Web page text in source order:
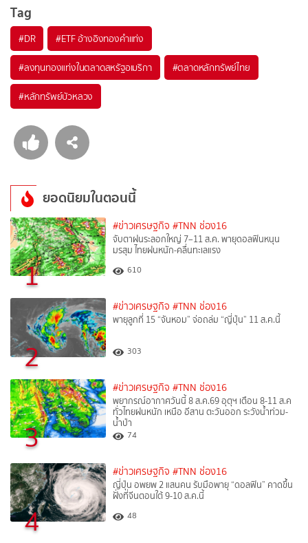
Tag
#DR #ETF อ้างอิงทองคำแท่ง
#ลงทุนทองแท่งในตลาดสหรัฐอเมริกา #ตลาดหลักทรัพย์ไทย
#หลักทรัพย์บัวหลวง
ยอดนิยมในตอนนี้
1
#ข่าวเศรษฐกิจ #TNN ช่อง16
จับตาฝนระลอกใหญ่ 7–11 ส.ค. พายุดอลฟินหนุน
มรสุม ไทยฝนหนัก-คลื่นทะเลแรง
610
2
#ข่าวเศรษฐกิจ #TNN ช่อง16
พายุลูกที่ 15 “จันหอม” จ่อถล่ม “ญี่ปุ่น” 11 ส.ค.นี้
303
3
#ข่าวเศรษฐกิจ #TNN ช่อง16
พยากรณ์อากาศวันนี้ 8 ส.ค.69 อุตุฯ เตือน 8-11 ส.ค
ทั่วไทยฝนหนัก เหนือ อีสาน ตะวันออก ระวังน้ำท่วม-
น้ำป่า
74
4
#ข่าวเศรษฐกิจ #TNN ช่อง16
ญี่ปุ่น อพยพ 2 แสนคน รับมือพายุ “ดอลฟิน” คาดขึ้น
ฝั่งที่จีนตอนใต้ 9-10 ส.ค.นี้
48